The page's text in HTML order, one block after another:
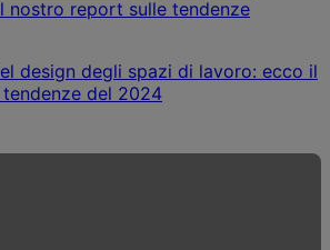
design degli spazi di lavoro: ecco il
del 2024